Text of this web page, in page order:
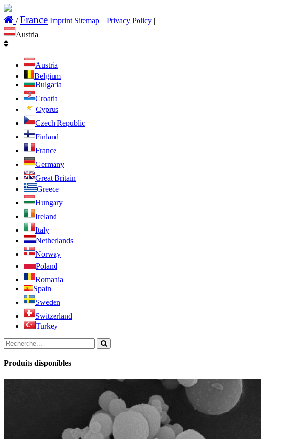
/France Imprint Sitemap | Privacy Policy |
Austria
Austria
Belgium
Bulgaria
Croatia
Cyprus
Czech Republic
Finland
France
Germany
Great Britain
Greece
Hungary
Ireland
Italy
Netherlands
Norway
Poland
Romania
Spain
Sweden
Switzerland
Turkey
Produits disponibles